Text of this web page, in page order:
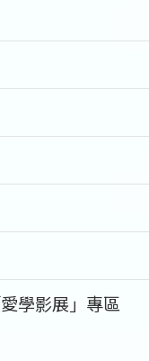
學影展」專區